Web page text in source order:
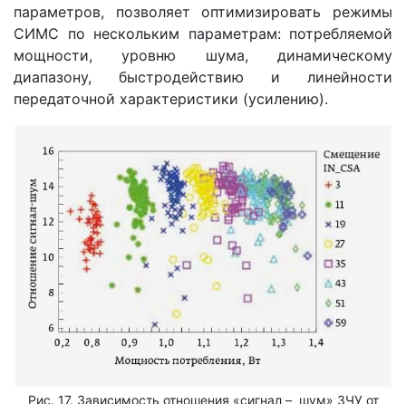
параметров, позволяет оптимизировать режимы
СИМС по нескольким параметрам: потребляемой
мощности, уровню шума, динамическому
диапазону, быстродействию и линейности
передаточной характеристики (усилению).
Рис. 17. Зависимость отношения «сигнал – шум» ЗЧУ от